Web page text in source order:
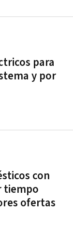
para
y por
con
tiempo
ofertas